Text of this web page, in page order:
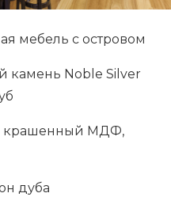
мебель с островом
камень Noble Silver
крашенный МДФ,
дуба